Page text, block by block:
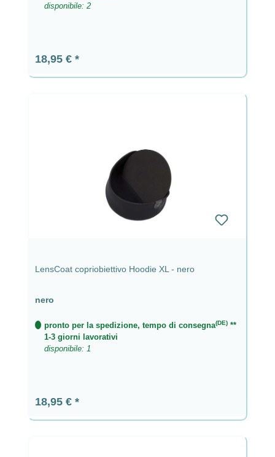
disponibile: 2
Prezzo normale:
18,95 €
LensCoat copriobiettivo Hoodie XL - nero
nero
pronto per la spedizione, tempo di consegna(DE) **
1-3 giorni lavorativi
disponibile: 1
Prezzo normale:
18,95 €